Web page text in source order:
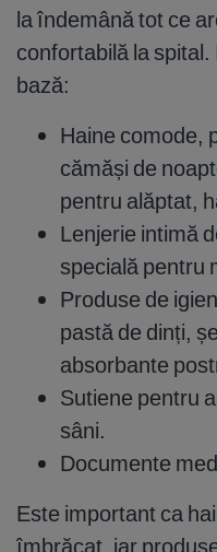
la îndemână tot ce
confortabilă la
bază:
Haine comode,
cămăși de
pentru alăptat,
Lenjerie intimă
specială pentru
Produse de
pastă de dinți,
absorbante
Sutiene pentru
sâni.
Documente
Este important ca
îmbrăcat, iar